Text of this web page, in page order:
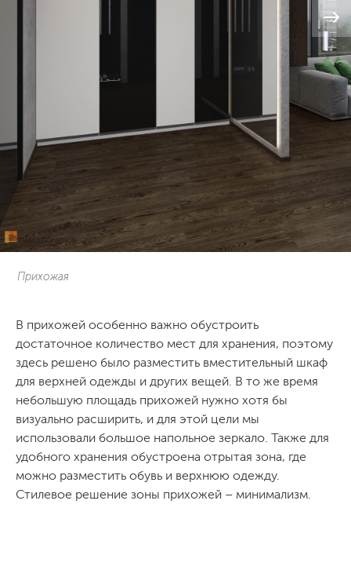
Прихожая
В прихожей особенно важно обустроить
достаточное количество мест для хранения, поэтому
здесь решено было разместить вместительный шкаф
для верхней одежды и других вещей. В то же время
небольшую площадь прихожей нужно хотя бы
визуально расширить, и для этой цели мы
использовали большое напольное зеркало. Также для
удобного хранения обустроена отрытая зона, где
можно разместить обувь и верхнюю одежду.
Стилевое решение зоны прихожей – минимализм.